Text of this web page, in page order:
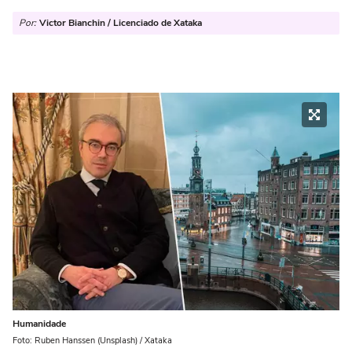
Por: Victor Bianchin / Licenciado de Xataka
Humanidade
Foto: Ruben Hanssen (Unsplash) / Xataka